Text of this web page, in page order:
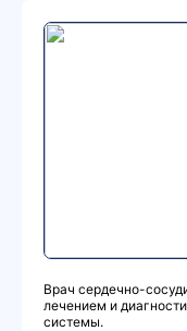
Врач сердечно-
лечением и
системы.